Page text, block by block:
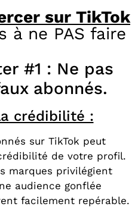
sur TikTok
à ne PAS faire
#1 : Ne pas
abonnés.
crédibilité :
sur TikTok peut
de votre profil.
marques privilégient
audience gonflée
facilement repérable.